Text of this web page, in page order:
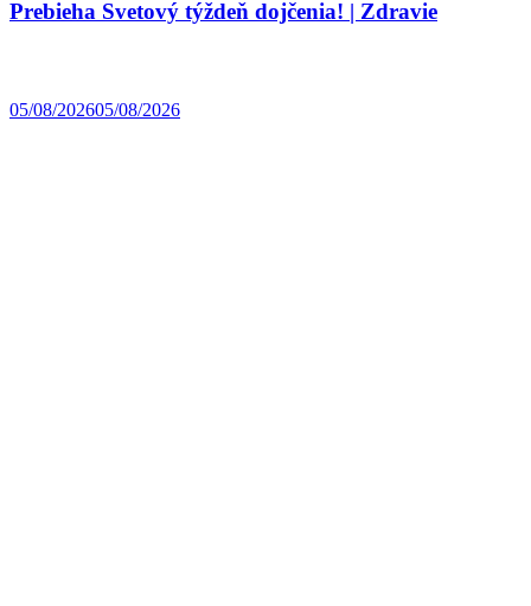
Prebieha Svetový týždeň dojčenia! | Zdravie
05/08/202605/08/2026